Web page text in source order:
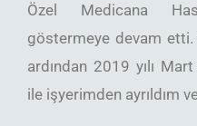
Özel Medicana
göstermeye devam etti.
ardından 2019 yılı
ile işyerimden ayrıldım